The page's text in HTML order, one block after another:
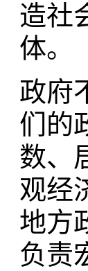
造社
体。
政府
们的
数、
观经
地方
负责